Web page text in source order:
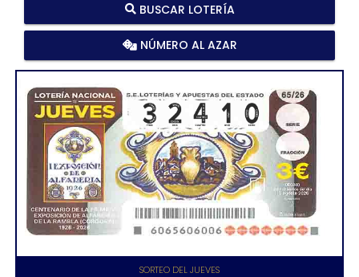
BUSCAR LOTERÍA
NÚMERO AL AZAR
SORTEO DEL JUEVES